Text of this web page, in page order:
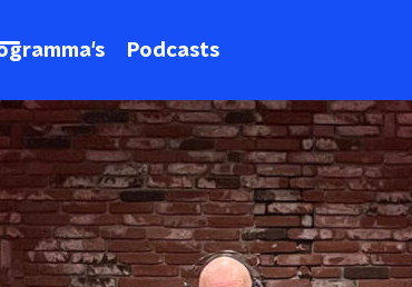
Podcasts